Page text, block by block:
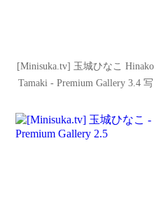
[Minisuka.tv] 玉城ひなこ Hinako
Tamaki - Premium Gallery 3.4 写